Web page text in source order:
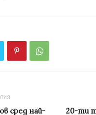
сред най- 20-ти